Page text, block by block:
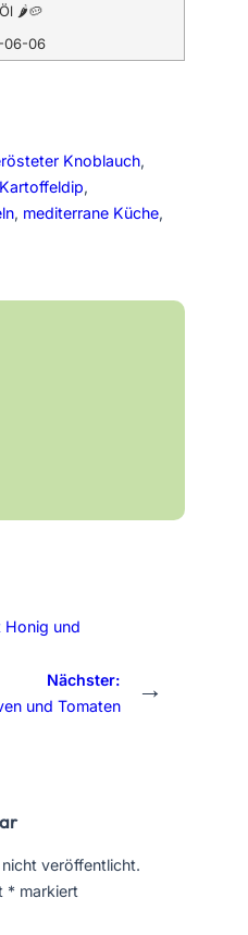
🌶️🥔
06-06
Knoblauch
Kartoffeldip
, mediterrane Küche
Honig und
Nächster:
und Tomaten
→
veröffentlicht.
* markiert